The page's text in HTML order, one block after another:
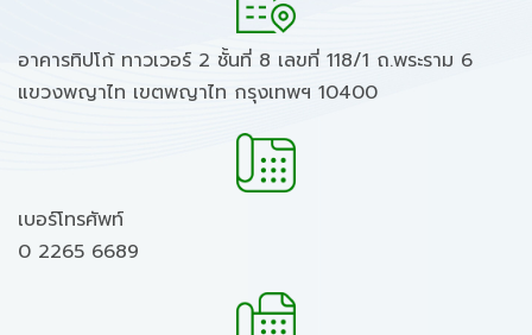
อาคารทิปโก้ ทาวเวอร์ 2 ชั้นที่ 8 เลขที่ 118/1 ถ.พระราม 6
แขวงพญาไท เขตพญาไท กรุงเทพฯ 10400
เบอร์โทรศัพท์
0 2265 6689